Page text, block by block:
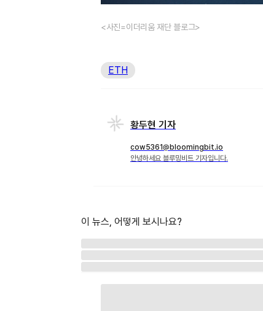
<사진=이더리움 재단 블로그>
ETH
황두현 기자
cow5361@bloomingbit.io
안녕하세요 블루밍비트 기자입니다.
이 뉴스, 어떻게 보시나요?